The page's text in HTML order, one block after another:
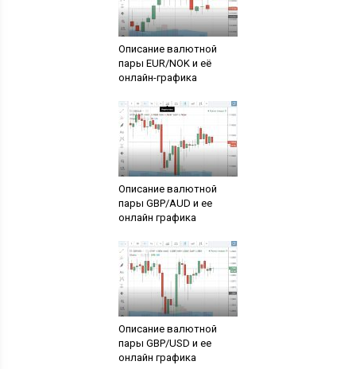
Описание валютной
пары EUR/NOK и её
онлайн-графика
Описание валютной
пары GBP/AUD и ее
онлайн графика
Описание валютной
пары GBP/USD и ее
онлайн графика